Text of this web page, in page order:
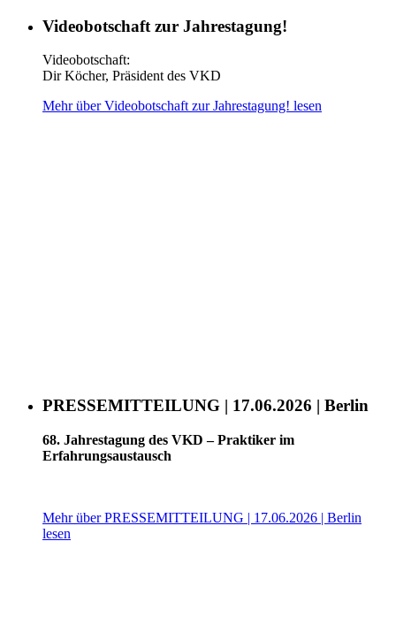
Videobotschaft zur Jahrestagung!
Videobotschaft:
Dir Köcher, Präsident des VKD
Mehr über Videobotschaft zur Jahrestagung! lesen
PRESSEMITTEILUNG | 17.06.2026 | Berlin
68. Jahrestagung des VKD – Praktiker im
Erfahrungsaustausch
Mehr über PRESSEMITTEILUNG | 17.06.2026 | Berlin
lesen